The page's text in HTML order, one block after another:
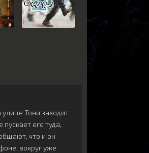
Тони заходит
его туда,
что и он
вокруг уже